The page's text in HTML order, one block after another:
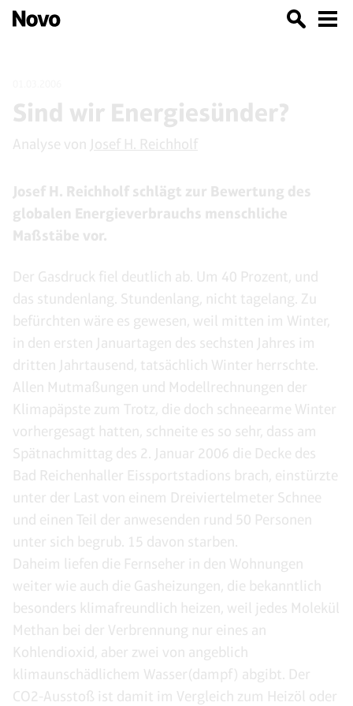
Sind wir Energiesünder?
Analyse von Josef H. Reichholf
Josef H. Reichholf schlägt zur Bewertung des
globalen Energieverbrauchs menschliche
Maßstäbe vor.
Der Gasdruck fiel deutlich ab. Um 40 Prozent, und
das stundenlang. Stundenlang, nicht tagelang. Zu
befürchten wäre es gewesen, weil mitten im Winter,
in den ersten Januartagen des sechsten Jahres im
dritten Jahrtausend, tatsächlich Winter herrschte.
Allen Mutmaßungen und Modellrechnungen der
Klimapäpste zum Trotz, die doch schneearme Winter
vorhergesagt hatten, schneite es so sehr, dass am
Spätnachmittag des 2. Januar 2006 die Decke des
Bad Reichenhaller Eissportstadions brach, einstürzte
unter der Last von einem Dreiviertelmeter Schnee
und einen Teil der anwesenden rund 50 Personen
unter sich begrub. 15 davon starben.
Daheim liefen die Fernseher in den Wohnungen
weiter wie auch die Gasheizungen, die bekanntlich
besonders klimafreundlich heizen, weil jedes Molekül
Methan bei der Verbrennung nur eines an
Kohlendioxid, aber zwei von angeblich
klimaunschädlichem Wasser(dampf) abgibt. Der
CO2-Ausstoß ist damit im Vergleich zum Heizöl oder